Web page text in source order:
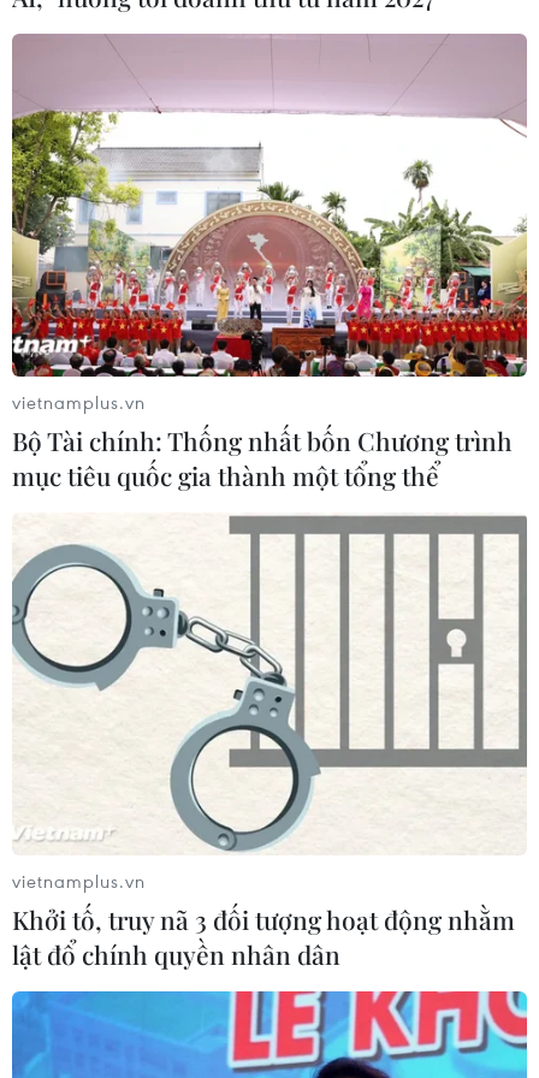
Các nước lớn ở châu Âu nỗ lực tránh kịch
bản phong tỏa toàn quốc
Đức, Anh và Italy đang nỗ lực đẩy mạnh các biện pháp
nâng cao nhận thức phòng dịch COVID-19 với hy vọng
sẽ tránh được việc phải áp đặt lệnh phong tỏa trên diện
rộng.
vietnamplus.vn
Bộ Tài chính: Thống nhất bốn Chương trình
mục tiêu quốc gia thành một tổng thể
vietnamplus.vn
Khởi tố, truy nã 3 đối tượng hoạt động nhằm
lật đổ chính quyền nhân dân